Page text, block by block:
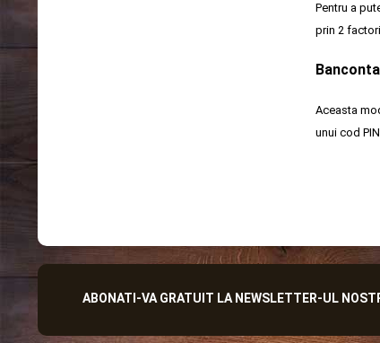
Pentru a
prin 2
Aceasta
unui cod
ABONATI-VA GRATUIT LA NEWSLETTER-UL